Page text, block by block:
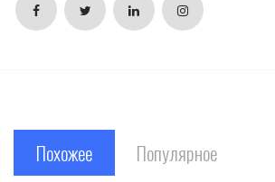
Похожее Популярное